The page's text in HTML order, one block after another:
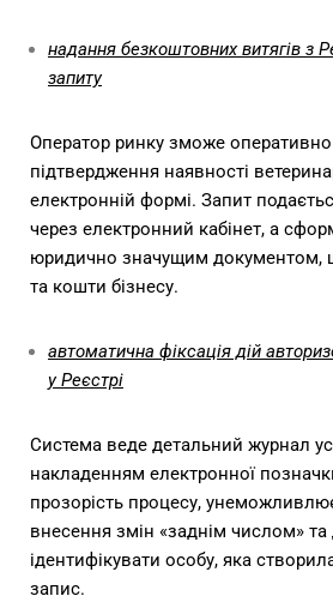
надання безкоштовних витягів з
запиту
Оператор ринку зможе
підтвердження наявності
електронній формі. Запит
через електронний кабінет, а
юридично значущим документом,
та кошти бізнесу.
автоматична фіксація дій
у Реєстрі
Система веде детальний журнал
накладенням електронної
прозорість процесу,
внесення змін «заднім числом»
ідентифікувати особу, яка
запис.